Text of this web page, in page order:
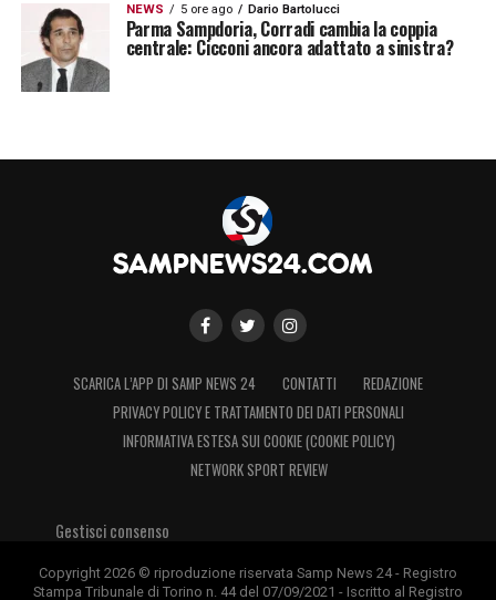
NEWS 5 ore ago Dario Bartolucci
Parma Sampdoria, Corradi cambia la coppia
centrale: Cicconi ancora adattato a sinistra?
SCARICA L’APP DI SAMP NEWS 24 CONTATTI
REDAZIONE
PRIVACY POLICY E TRATTAMENTO DEI DATI PERSONALI
INFORMATIVA ESTESA SUI COOKIE (COOKIE POLICY)
NETWORK SPORT REVIEW
Gestisci consenso
Copyright 2026 © riproduzione riservata Samp News 24 - Registro
Stampa Tribunale di Torino n. 44 del 07/09/2021 - Iscritto al Registro